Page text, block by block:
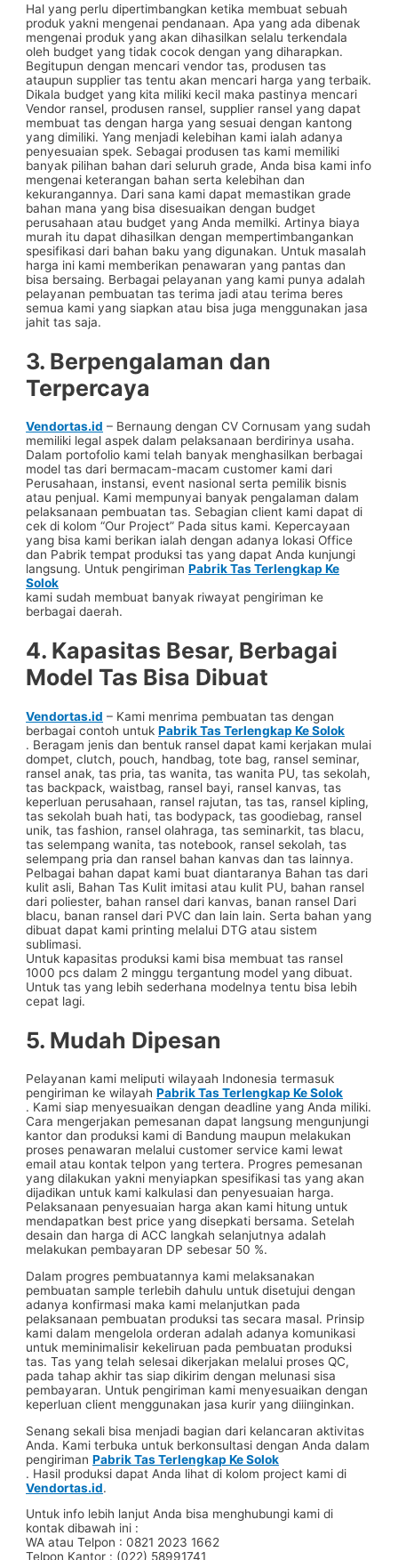
Hal yang perlu dipertimbangkan ketika membuat sebuah
produk yakni mengenai pendanaan. Apa yang ada dibenak
mengenai produk yang akan dihasilkan selalu terkendala
oleh budget yang tidak cocok dengan yang diharapkan.
Begitupun dengan mencari vendor tas, produsen tas
ataupun supplier tas tentu akan mencari harga yang terbaik.
Dikala budget yang kita miliki kecil maka pastinya mencari
Vendor ransel, produsen ransel, supplier ransel yang dapat
membuat tas dengan harga yang sesuai dengan kantong
yang dimiliki. Yang menjadi kelebihan kami ialah adanya
penyesuaian spek. Sebagai produsen tas kami memiliki
banyak pilihan bahan dari seluruh grade, Anda bisa kami info
mengenai keterangan bahan serta kelebihan dan
kekurangannya. Dari sana kami dapat memastikan grade
bahan mana yang bisa disesuaikan dengan budget
perusahaan atau budget yang Anda memilki. Artinya biaya
murah itu dapat dihasilkan dengan mempertimbangankan
spesifikasi dari bahan baku yang digunakan. Untuk masalah
harga ini kami memberikan penawaran yang pantas dan
bisa bersaing. Berbagai pelayanan yang kami punya adalah
pelayanan pembuatan tas terima jadi atau terima beres
semua kami yang siapkan atau bisa juga menggunakan jasa
jahit tas saja.
3. Berpengalaman dan
Terpercaya
Vendortas.id – Bernaung dengan CV Cornusam yang sudah
memiliki legal aspek dalam pelaksanaan berdirinya usaha.
Dalam portofolio kami telah banyak menghasilkan berbagai
model tas dari bermacam-macam customer kami dari
Perusahaan, instansi, event nasional serta pemilik bisnis
atau penjual. Kami mempunyai banyak pengalaman dalam
pelaksanaan pembuatan tas. Sebagian client kami dapat di
cek di kolom “Our Project” Pada situs kami. Kepercayaan
yang bisa kami berikan ialah dengan adanya lokasi Office
dan Pabrik tempat produksi tas yang dapat Anda kunjungi
langsung. Untuk pengirimanPabrik Tas Terlengkap Ke
Solok
kami sudah membuat banyak riwayat pengiriman ke
berbagai daerah.
4. Kapasitas Besar, Berbagai
Model Tas Bisa Dibuat
Vendortas.id – Kami menrima pembuatan tas dengan
berbagai contoh untukPabrik Tas Terlengkap Ke Solok
. Beragam jenis dan bentuk ransel dapat kami kerjakan mulai
dompet, clutch, pouch, handbag, tote bag, ransel seminar,
ransel anak, tas pria, tas wanita, tas wanita PU, tas sekolah,
tas backpack, waistbag, ransel bayi, ransel kanvas, tas
keperluan perusahaan, ransel rajutan, tas tas, ransel kipling,
tas sekolah buah hati, tas bodypack, tas goodiebag, ransel
unik, tas fashion, ransel olahraga, tas seminarkit, tas blacu,
tas selempang wanita, tas notebook, ransel sekolah, tas
selempang pria dan ransel bahan kanvas dan tas lainnya.
Pelbagai bahan dapat kami buat diantaranya Bahan tas dari
kulit asli, Bahan Tas Kulit imitasi atau kulit PU, bahan ransel
dari poliester, bahan ransel dari kanvas, banan ransel Dari
blacu, banan ransel dari PVC dan lain lain. Serta bahan yang
dibuat dapat kami printing melalui DTG atau sistem
sublimasi.
Untuk kapasitas produksi kami bisa membuat tas ransel
1000 pcs dalam 2 minggu tergantung model yang dibuat.
Untuk tas yang lebih sederhana modelnya tentu bisa lebih
cepat lagi.
5. Mudah Dipesan
Pelayanan kami meliputi wilayaah Indonesia termasuk
pengiriman ke wilayahPabrik Tas Terlengkap Ke Solok
. Kami siap menyesuaikan dengan deadline yang Anda miliki.
Cara mengerjakan pemesanan dapat langsung mengunjungi
kantor dan produksi kami di Bandung maupun melakukan
proses penawaran melalui customer service kami lewat
email atau kontak telpon yang tertera. Progres pemesanan
yang dilakukan yakni menyiapkan spesifikasi tas yang akan
dijadikan untuk kami kalkulasi dan penyesuaian harga.
Pelaksanaan penyesuaian harga akan kami hitung untuk
mendapatkan best price yang disepkati bersama. Setelah
desain dan harga di ACC langkah selanjutnya adalah
melakukan pembayaran DP sebesar 50 %.
Dalam progres pembuatannya kami melaksanakan
pembuatan sample terlebih dahulu untuk disetujui dengan
adanya konfirmasi maka kami melanjutkan pada
pelaksanaan pembuatan produksi tas secara masal. Prinsip
kami dalam mengelola orderan adalah adanya komunikasi
untuk meminimalisir kekeliruan pada pembuatan produksi
tas. Tas yang telah selesai dikerjakan melalui proses QC,
pada tahap akhir tas siap dikirim dengan melunasi sisa
pembayaran. Untuk pengiriman kami menyesuaikan dengan
keperluan client menggunakan jasa kurir yang diiinginkan.
Senang sekali bisa menjadi bagian dari kelancaran aktivitas
Anda. Kami terbuka untuk berkonsultasi dengan Anda dalam
pengirimanPabrik Tas Terlengkap Ke Solok
. Hasil produksi dapat Anda lihat di kolom project kami di
Vendortas.id.
Untuk info lebih lanjut Anda bisa menghubungi kami di
kontak dibawah ini :
WA atau Telpon : 0821 2023 1662
Telpon Kantor : (022) 58991741